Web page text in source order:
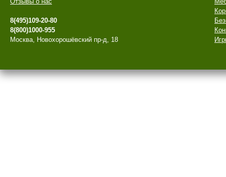
8(495)109-20-80
8(800)1000-955
Москва, Новохорошёвский пр-д, 18